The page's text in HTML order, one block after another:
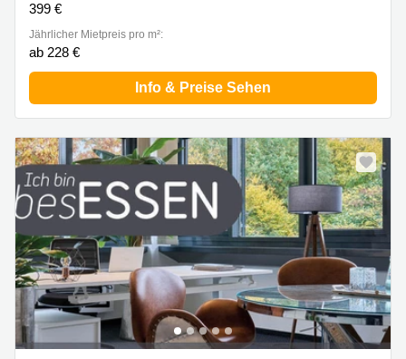
399 €
Jährlicher Mietpreis pro m²:
ab 228 €
Info & Preise Sehen